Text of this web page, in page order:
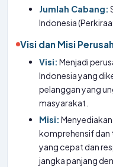
Jumlah Cabang:
Indonesia
Visi dan Misi
Visi: Menjadi
Indonesia yang
pelanggan yang
masyarakat.
Misi:
komprehensif dan
yang cepat dan
jangka panjang